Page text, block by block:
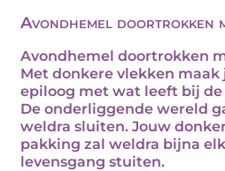
Avondhemel doortrokken
Avondhemel doortrokken
Met donkere vlekken maak
epiloog met wat leeft bij de
De onderliggende wereld
weldra sluiten. Jouw
pakking zal weldra bijna
levensgang stuiten.